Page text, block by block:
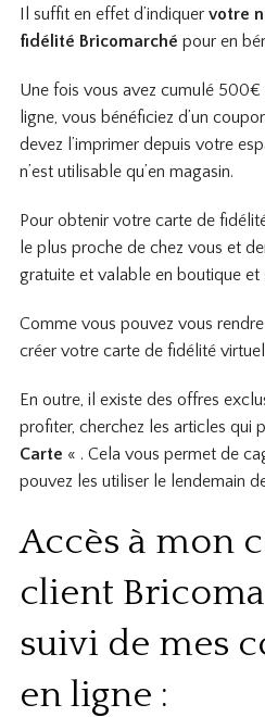
Il suffit en effet d’indiquer votre
fidélité Bricomarché pour en
Une fois vous avez cumulé 500€
ligne, vous bénéficiez d’un
devez l’imprimer depuis votre
n’est utilisable qu’en magasin.
Pour obtenir votre carte de
le plus proche de chez vous et
gratuite et valable en boutique et
Comme vous pouvez vous
créer votre carte de fidélité
En outre, il existe des offres
profiter, cherchez les articles qui
Carte « . Cela vous permet de
pouvez les utiliser le lendemain
Accès à mon
client
suivi de mes
en ligne :